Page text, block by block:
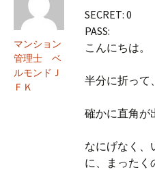
マンション
管理士 ベ
ルモンドＪ
ＦＫ
SECRET: 0
PASS:
こんにちは。
半分に折って
確かに直角が
なにげなく、
に、まったく